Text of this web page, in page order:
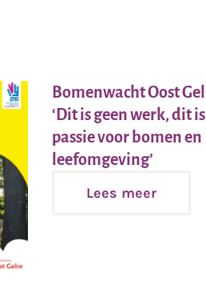
Bomenwacht Oost
‘Dit is geen werk, dit is
passie voor bomen en
leefomgeving’
Lees meer